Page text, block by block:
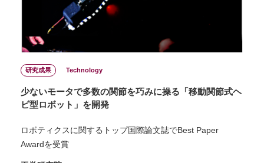
研究成果 Technology
少ないモータで多数の関節を巧みに操る「移動関節式ヘ
ビ型ロボット」を開発
ロボティクスに関するトップ国際論文誌でBest Paper
Awardを受賞